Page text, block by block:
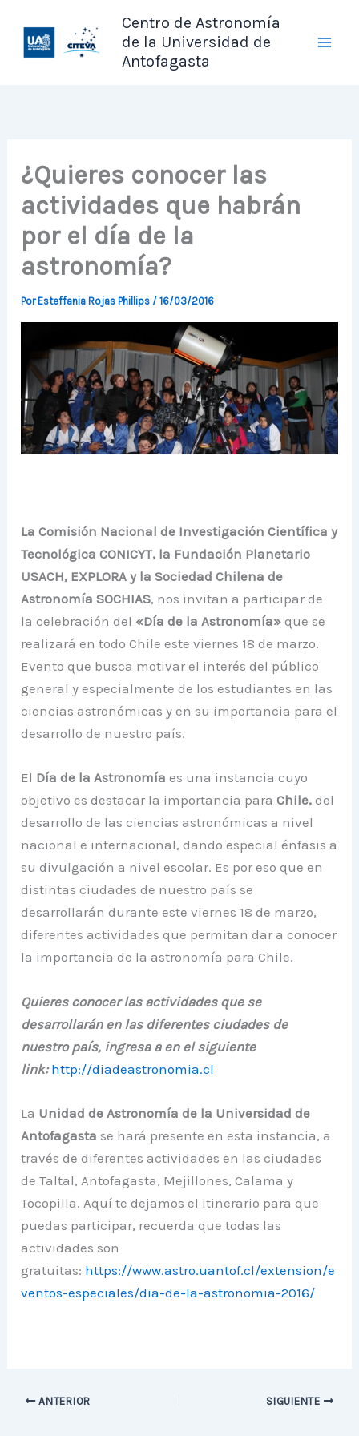
contenido
Centro de Astronomía
de la Universidad de
Antofagasta
¿Quieres conocer las
actividades que habrán
por el día de la
astronomía?
PorEsteffania Rojas Phillips /16/03/2016
La Comisión Nacional de Investigación Científica y
Tecnológica CONICYT, la Fundación Planetario
USACH, EXPLORA y la Sociedad Chilena de
Astronomía SOCHIAS, nos invitan a participar de
la celebración del «Día de la Astronomía» que se
realizará en todo Chile este viernes 18 de marzo.
Evento que busca motivar el interés del público
general y especialmente de los estudiantes en las
ciencias astronómicas y en su importancia para el
desarrollo de nuestro país.
El Día de la Astronomía es una instancia cuyo
objetivo es destacar la importancia paraChile,del
desarrollo de las ciencias astronómicas a nivel
nacional e internacional, dando especial énfasis a
su divulgación a nivel escolar. Es por eso que en
distintas ciudades de nuestro país se
desarrollarán durante este viernes 18 de marzo,
diferentes actividades que permitan dar a conocer
la importancia de la astronomía para Chile.
Quieres conocer las actividades que se
desarrollarán en las diferentes ciudades de
nuestro país, ingresa a en el siguiente
link: http://diadeastronomia.cl
La Unidad de Astronomía de la Universidad de
Antofagasta se hará presente en esta instancia, a
través de diferentes actividades en las ciudades
de Taltal, Antofagasta, Mejillones, Calama y
Tocopilla. Aquí te dejamos el itinerario para que
puedas participar, recuerda que todas las
actividades son
gratuitas: https://www.astro.uantof.cl/extension/e
ventos-especiales/dia-de-la-astronomia-2016/
ANTERIOR SIGUIENTE